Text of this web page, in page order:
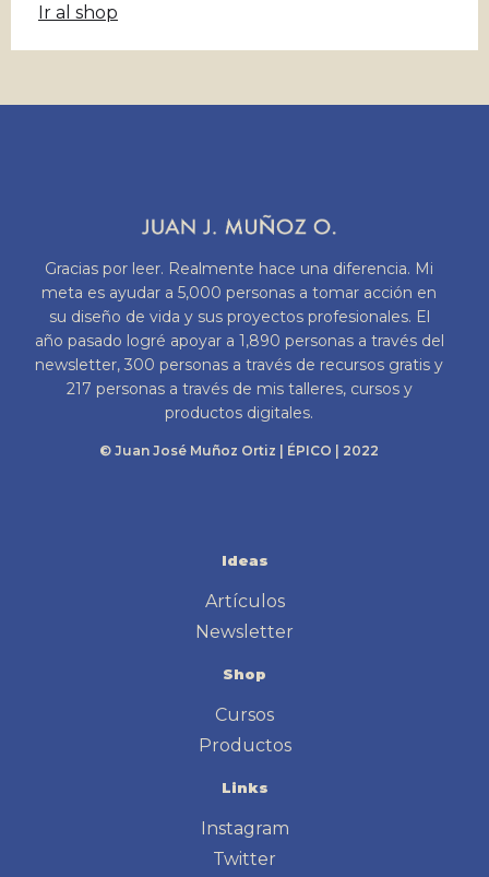
Ir al shop
Gracias por leer. Realmente hace una diferencia. Mi
meta es ayudar a 5,000 personas a tomar acción en
su diseño de vida y sus proyectos profesionales. El
año pasado logré apoyar a 1,890 personas a través del
newsletter, 300 personas a través de recursos gratis y
217 personas a través de mis talleres, cursos y
productos digitales.
© Juan José Muñoz Ortiz | ÉPICO | 2022
Ideas
Artículos
Newsletter
Shop
Cursos
Productos
Links
Instagram
Twitter